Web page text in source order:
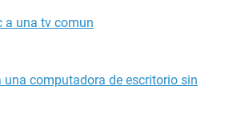
a una tv comun
una computadora de escritorio sin